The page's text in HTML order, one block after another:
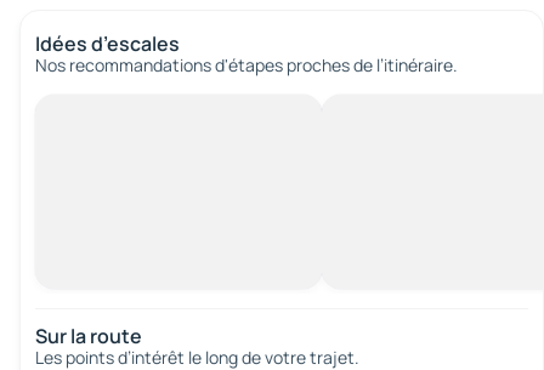
Idées d’escales
Nos recommandations d'étapes proches de l’itinéraire.
Sur la route
Les points d’intérêt le long de votre trajet.